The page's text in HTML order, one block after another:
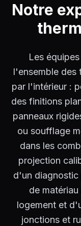
Notre
Les
l'ensemble des
par l'intérieur :
des finitions
panneaux
ou soufflage
dans les
projection
d'un diagnostic
de
logement et
jonctions et